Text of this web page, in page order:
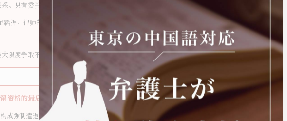
。只有委托律师，才能第一时间与被逮捕者进行沟通。
押。律师在这72小时内积极活动，有可能阻止羁押、
限度争取不起诉、轻判结果。
资格的最后防线
成强制遣返的事由。只有获得不起诉处分，才能做到无